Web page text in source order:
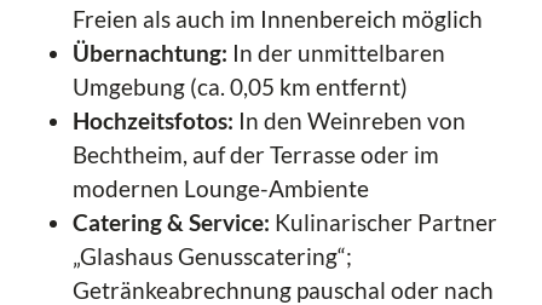
Freien als auch im Innenbereich möglich
Übernachtung: In der unmittelbaren
Umgebung (ca. 0,05 km entfernt)
Hochzeitsfotos: In den Weinreben von
Bechtheim, auf der Terrasse oder im
modernen Lounge-Ambiente
Catering & Service: Kulinarischer Partner
„Glashaus Genusscatering“;
Getränkeabrechnung pauschal oder nach